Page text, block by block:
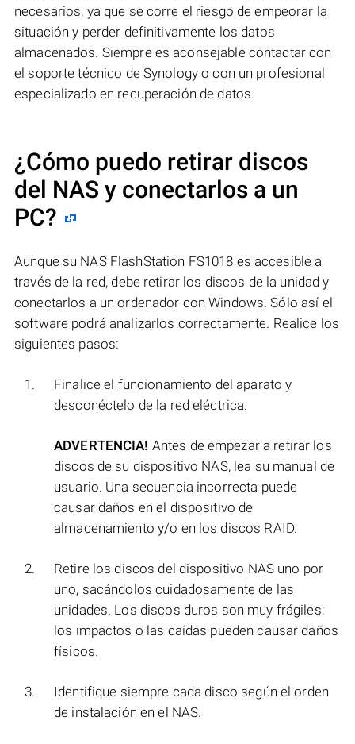
necesarios, ya que se corre el riesgo de empeorar la
situación y perder definitivamente los datos
almacenados. Siempre es aconsejable contactar con
el soporte técnico de Synology o con un profesional
especializado en recuperación de datos.
¿Cómo puedo retirar discos
del NAS y conectarlos a un
PC?
Aunque su NAS FlashStation FS1018 es accesible a
través de la red, debe retirar los discos de la unidad y
conectarlos a un ordenador con Windows. Sólo así el
software podrá analizarlos correctamente. Realice los
siguientes pasos:
Finalice el funcionamiento del aparato y
desconéctelo de la red eléctrica.
ADVERTENCIA! Antes de empezar a retirar los
discos de su dispositivo NAS, lea su manual de
usuario. Una secuencia incorrecta puede
causar daños en el dispositivo de
almacenamiento y/o en los discos RAID.
Retire los discos del dispositivo NAS uno por
uno, sacándolos cuidadosamente de las
unidades. Los discos duros son muy frágiles:
los impactos o las caídas pueden causar daños
físicos.
Identifique siempre cada disco según el orden
de instalación en el NAS.